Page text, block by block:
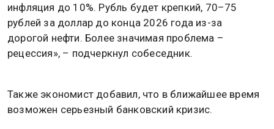
инфляция до 10%. Рубль будет крепкий, 70–75
рублей за доллар до конца 2026 года из-за
дорогой нефти. Более значимая проблема –
рецессия», – подчеркнул собеседник.
Также экономист добавил, что в ближайшее время
возможен серьезный банковский кризис.